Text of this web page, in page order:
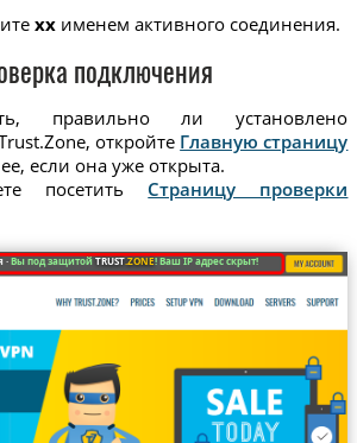
xxименем активного соединения.
подключения
правильно ли установлено
откройте Главную страницу
если она уже открыта.
посетить Страницу проверки
·Вы под защитойTRUST.ZONE! Ваш IP адрес скрыт!